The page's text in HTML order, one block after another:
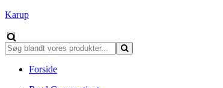
Karup
Forside